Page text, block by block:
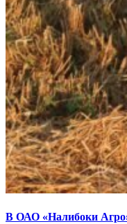
В ОАО «Налибоки